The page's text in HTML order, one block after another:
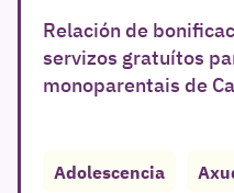
Relación de
servizos gratuítos
monoparentais de
Adolescencia